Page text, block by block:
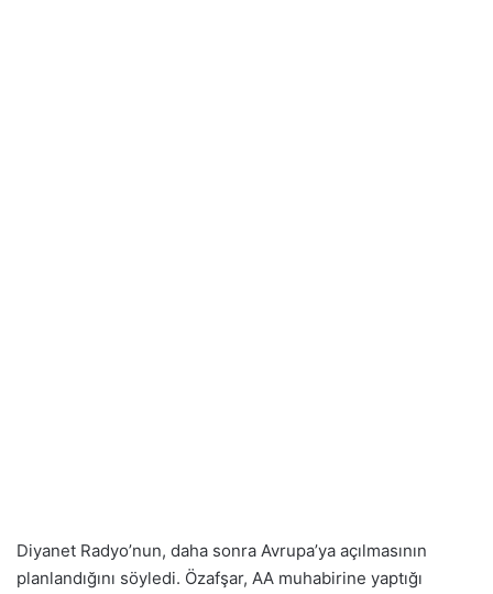
Diyanet Radyo’nun, daha sonra Avrupa’ya açılmasının
planlandığını söyledi. Özafşar, AA muhabirine yaptığı